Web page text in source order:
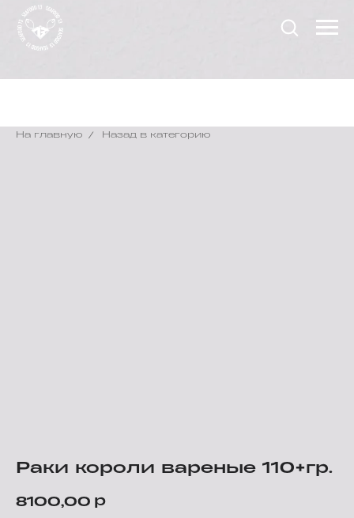
На главную Назад в категорию
/
Раки короли вареные 110+гр.
8100,00 р